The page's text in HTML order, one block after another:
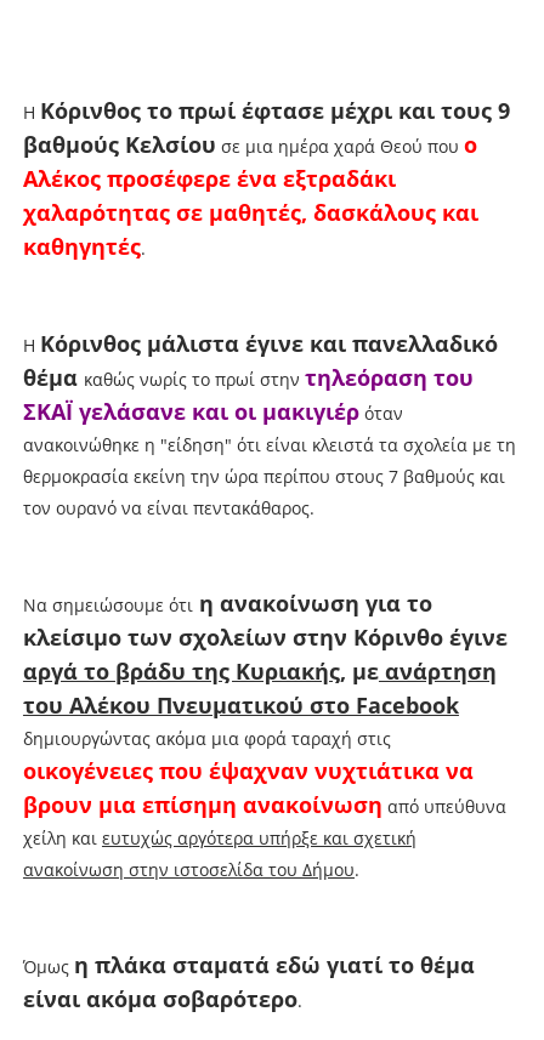
Η Κόρινθος το πρωί έφτασε μέχρι και τους 9
βαθμούς Κελσίου σε μια ημέρα χαρά Θεού που ο
Αλέκος προσέφερε ένα εξτραδάκι
χαλαρότητας σε μαθητές, δασκάλους και
καθηγητές.
Η Κόρινθος μάλιστα έγινε και πανελλαδικό
θέμα καθώς νωρίς το πρωί στην τηλεόραση του
ΣΚΑΪ γελάσανε και οι μακιγιέρόταν
ανακοινώθηκε η "είδηση" ότι είναι κλειστά τα σχολεία με τη
θερμοκρασία εκείνη την ώρα περίπου στους 7 βαθμούς και
τον ουρανό να είναι πεντακάθαρος.
Να σημειώσουμε ότιη ανακοίνωση για το
κλείσιμο των σχολείων στην Κόρινθο έγινε
αργά το βράδυ της Κυριακής, μεανάρτηση
του Αλέκου Πνευματικού στο Facebook
δημιουργώντας ακόμα μια φορά ταραχή στις
οικογένειες που έψαχναν νυχτιάτικα να
βρουν μια επίσημη ανακοίνωση από υπεύθυνα
χείλη και ευτυχώς αργότερα υπήρξε και σχετική
ανακοίνωση στην ιστοσελίδα του Δήμου.
Όμως η πλάκα σταματά εδώ γιατί το θέμα
είναι ακόμα σοβαρότερο.